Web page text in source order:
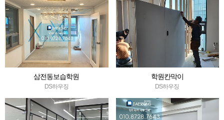
삼전동보습학원
DS하우징
학원칸막이
DS하우징